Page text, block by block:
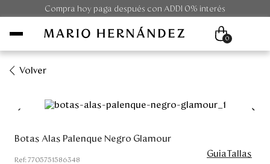
Compra hoy paga después con ADDI 0% interés
Unisex
0
Volver
Botas Alas Palenque Negro Glamour
:7705751586348
GuiaTallas